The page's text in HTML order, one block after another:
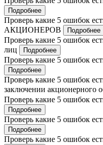
Подробнее
Проверь какие 5 ошибок
АКЦИОНЕРОВ
Подробнее
Проверь какие 5 ошибок
лиц
Подробнее
Проверь какие 5 ошибок
Подробнее
Проверь какие 5 ошибок
заключении акционерного
Проверь какие 5 ошибок
Подробнее
Проверь какие 5 ошибок
Подробнее
Проверь какие 5 ошибок